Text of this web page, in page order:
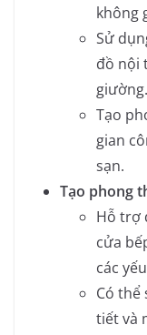
không
Sử
đồ nội
giường.
Tạo
gian
sạn.
Tạo phong
Hỗ trợ
cửa
các
Có thể
tiết và